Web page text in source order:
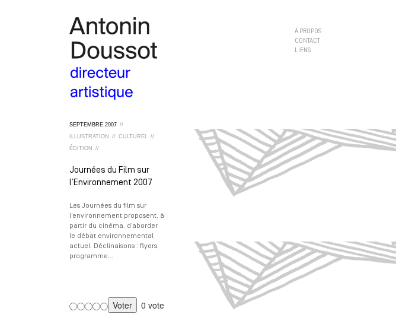
À PROPOS
CONTACT
LIENS
SEPTEMBRE 2007 //
ILLUSTRATION
// CULTUREL //
ÉDITION
//
Journées du Film sur
l’Environnement 2007
Les Journées du film sur
l’environnement proposent, à
partir du cinéma, d’aborder
le débat environnemental
actuel. Déclinaisons : flyers,
programme…
0 vote